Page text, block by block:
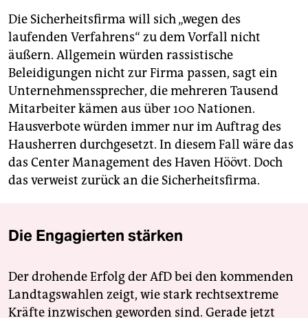
Die Sicherheitsfirma will sich „wegen des
laufenden Verfahrens“ zu dem Vorfall nicht
äußern. Allgemein würden rassistische
Beleidigungen nicht zur Firma passen, sagt ein
Unternehmenssprecher, die mehreren Tausend
Mitarbeiter kämen aus über 100 Nationen.
Hausverbote würden immer nur im Auftrag des
Hausherren durchgesetzt. In diesem Fall wäre das
das Center Management des Haven Höövt. Doch
das verweist zurück an die Sicherheitsfirma.
Die Engagierten stärken
Der drohende Erfolg der AfD bei den kommenden
Landtagswahlen zeigt, wie stark rechtsextreme
Kräfte inzwischen geworden sind. Gerade jetzt